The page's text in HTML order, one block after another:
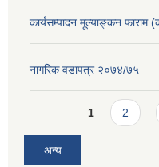
कार्यसम्पादन मूल्याङ्कन फाराम
नागरिक वडापत्र २०७४/७५
Pages1 2
अन्य